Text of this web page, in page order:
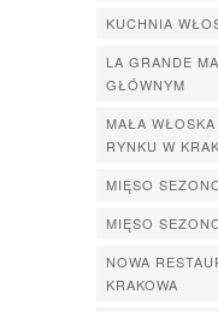
KUCHNIA
LA GRANDE
GŁÓWNYM
MAŁA
RYNKU W
MIĘSO
MIĘSO
NOWA
KRAKOWA